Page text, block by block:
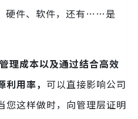
硬件、软件，还有……是
理成本以及通过结合高效
用率， 可以直接影响公司
您这样做时，向管理层证明